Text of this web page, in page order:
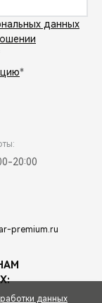
данных
*
20:00
premium.ru
данных